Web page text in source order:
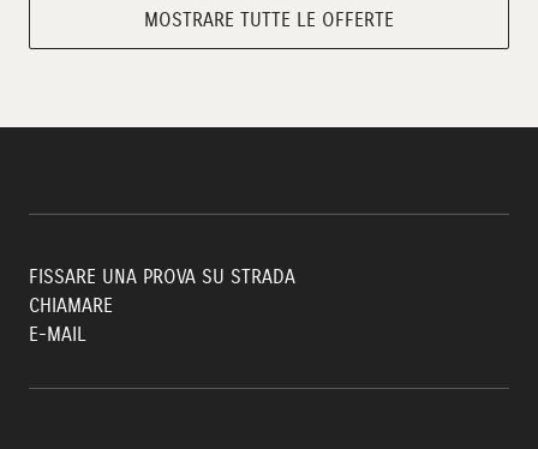
MOSTRARE TUTTE LE OFFERTE
FISSARE UNA PROVA SU STRADA
CHIAMARE
E-MAIL